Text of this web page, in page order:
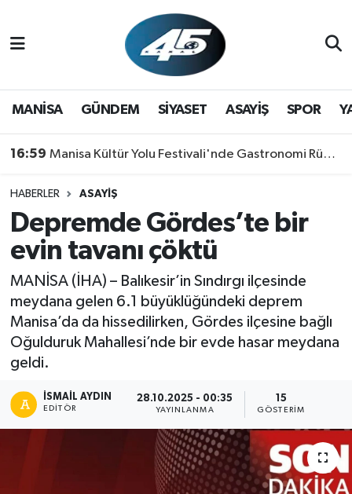
MANİSA GÜNDEM SİYASET ASAYİŞ SPOR
16:59 Manisa Kültür Yolu Festivali'nde Gastronomi Rüzgarı: Lezzetin Yıldızı "Manisa Kebabı" Oldu!
HABERLER ASAYİŞ
Depremde Gördes’te bir
evin tavanı çöktü
MANİSA (İHA) – Balıkesir’in Sındırgı ilçesinde
meydana gelen 6.1 büyüklüğündeki deprem
Manisa’da da hissedilirken, Gördes ilçesine bağlı
Oğulduruk Mahallesi’nde bir evde hasar meydana
geldi.
İSMAIL AYDIN
EDITÖR
28.10.2025 - 00:35
YAYINLANMA
15
GÖSTERIM
GÜNDEM
SPOR
YAŞAM
RESMİ REKLAM
Hava Durumu
Trafik Durumu
Son Dakika Haberleri
Haber Arşivi